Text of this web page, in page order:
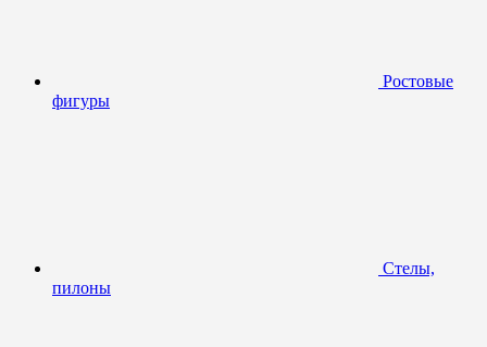
Ростовые
фигуры
Стелы,
пилоны